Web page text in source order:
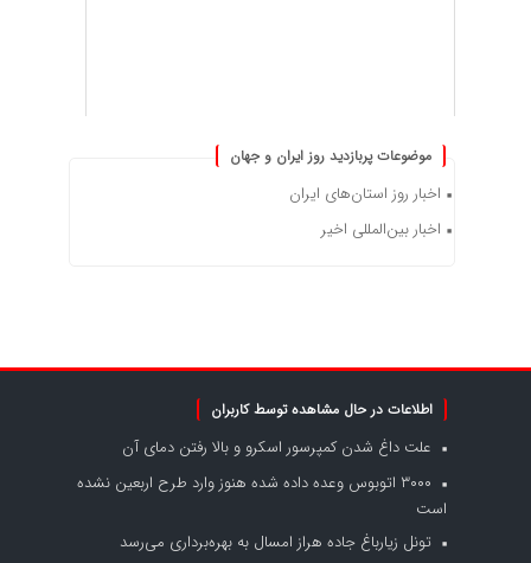
موضوعات پربازدید روز ایران و جهان
اخبار روز استان‌های ایران
اخبار بین‌المللی اخیر
اطلاعات در حال مشاهده توسط کاربران
علت داغ شدن کمپرسور اسکرو و بالا رفتن دمای آن
۳۰۰۰ اتوبوس وعده داده شده هنوز وارد طرح اربعین نشده
است
تونل زیارباغ جاده هراز امسال به بهره‌برداری می‌رسد